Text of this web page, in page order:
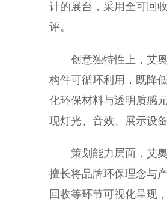
计的展台，采用全可回
评。
创意独特性上，艾奥
构件可循环利用，既降
化环保材料与透明质感
现灯光、音效、展示设
策划能力层面，艾奥
擅长将品牌环保理念与
回收等环节可视化呈现